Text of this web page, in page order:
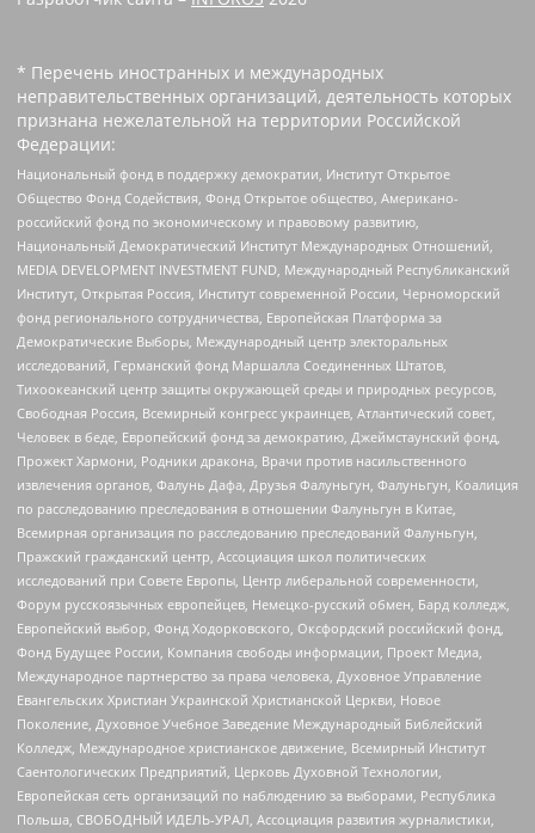
* Перечень иностранных и международных
неправительственных организаций, деятельность которых
признана нежелательной на территории Российской
Федерации:
Национальный фонд в поддержку демократии, Институт Открытое
Общество Фонд Содействия, Фонд Открытое общество, Американо-
российский фонд по экономическому и правовому развитию,
Национальный Демократический Институт Международных Отношений,
MEDIA DEVELOPMENT INVESTMENT FUND, Международный Республиканский
Институт, Открытая Россия, Институт современной России, Черноморский
фонд регионального сотрудничества, Европейская Платформа за
Демократические Выборы, Международный центр электоральных
исследований, Германский фонд Маршалла Соединенных Штатов,
Тихоокеанский центр защиты окружающей среды и природных ресурсов,
Свободная Россия, Всемирный конгресс украинцев, Атлантический совет,
Человек в беде, Европейский фонд за демократию, Джеймстаунский фонд,
Прожект Хармони, Родники дракона, Врачи против насильственного
извлечения органов, Фалунь Дафа, Друзья Фалуньгун, Фалуньгун, Коалиция
по расследованию преследования в отношении Фалуньгун в Китае,
Всемирная организация по расследованию преследований Фалуньгун,
Пражский гражданский центр, Ассоциация школ политических
исследований при Совете Европы, Центр либеральной современности,
Форум русскоязычных европейцев, Немецко-русский обмен, Бард колледж,
Европейский выбор, Фонд Ходорковского, Оксфордский российский фонд,
Фонд Будущее России, Компания свободы информации, Проект Медиа,
Международное партнерство за права человека, Духовное Управление
Евангельских Христиан Украинской Христианской Церкви, Новое
Поколение, Духовное Учебное Заведение Международный Библейский
Колледж, Международное христианское движение, Всемирный Институт
Саентологических Предприятий, Церковь Духовной Технологии,
Европейская сеть организаций по наблюдению за выборами, Республика
Польша, СВОБОДНЫЙ ИДЕЛЬ-УРАЛ, Ассоциация развития журналистики,